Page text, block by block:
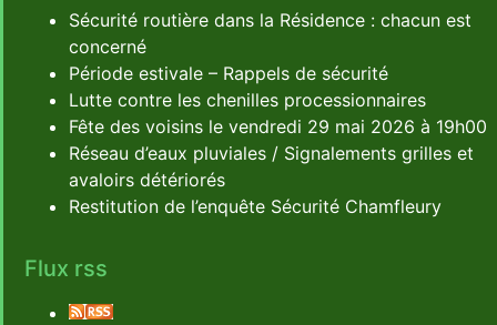
Sécurité routière dans la Résidence : chacun est
concerné
Période estivale – Rappels de sécurité
Lutte contre les chenilles processionnaires
Fête des voisins le vendredi 29 mai 2026 à 19h00
Réseau d’eaux pluviales / Signalements grilles et
avaloirs détériorés
Restitution de l’enquête Sécurité Chamfleury
Flux rss